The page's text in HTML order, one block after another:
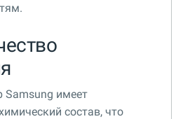
Samsung имеет
состав, что